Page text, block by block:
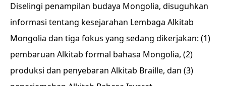
Diselingi penampilan budaya Mongolia, disuguhkan
informasi tentang kesejarahan Lembaga Alkitab
Mongolia dan tiga fokus yang sedang dikerjakan: (1)
pembaruan Alkitab formal bahasa Mongolia, (2)
produksi dan penyebaran Alkitab Braille, dan (3)